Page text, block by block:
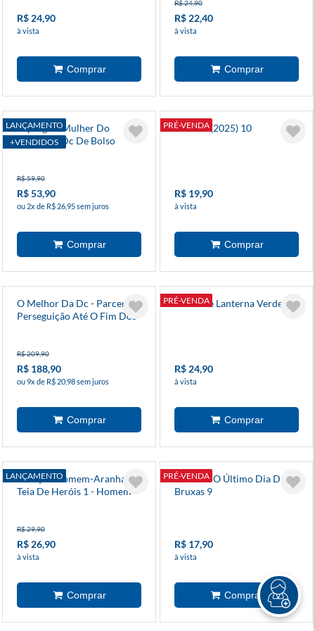
R$ 24,90
à vista
R$ 24,90
R$ 22,40
à vista
LANÇAMENTO
+VENDIDOS
Supergirl: Mulher Do
Amanhã - Dc De Bolso
R$ 59,90
R$ 53,90
ou 2x de R$ 26,95 sem juros
PRÉ-VENDA
Batman (2025) 10
R$ 19,90
à vista
O Melhor Da Dc - Parcerias:
Perseguição Até O Fim Dos
R$ 209,90
R$ 188,90
ou 9x de R$ 20,98 sem juros
PRÉ-VENDA
Absolute Lanterna Verde 3
R$ 24,90
à vista
LANÇAMENTO
Coleção Homem-Aranha:
Teia De Heróis 1 - Homem-
R$ 29,90
R$ 26,90
à vista
PRÉ-VENDA
Batman: O Último Dia Das
Bruxas 9
R$ 17,90
à vista